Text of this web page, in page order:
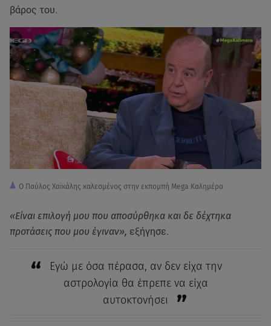
βάρος του.
O Παύλος Χαϊκάλης καλεσμένος στην εκπομπή Mega Καλημέρα
«Είναι επιλογή μου που αποσύρθηκα και δε δέχτηκα
προτάσεις που μου έγιναν», εξήγησε.
Εγώ με όσα πέρασα, αν δεν είχα την
αστρολογία θα έπρεπε να είχα
αυτοκτονήσει